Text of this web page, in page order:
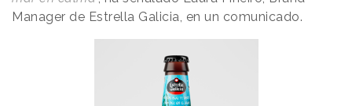
Manager de Estrella Galicia, en un comunicado.